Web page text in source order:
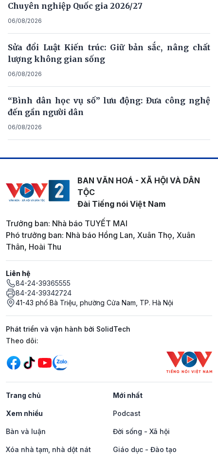
Chuyên nghiệp Quốc gia 2026/27
06/08/2026
Sửa đổi Luật Kiến trúc: Giữ bản sắc, nâng chất
lượng không gian sống
06/08/2026
“Bình dân học vụ số” lưu động: Đưa công nghệ
đến gần người dân
06/08/2026
BAN VĂN HOÁ - XÃ HỘI VÀ DÂN
TỘC
Đài Tiếng nói Việt Nam
Trưởng ban: Nhà báo TUYẾT MAI
Phó trưởng ban: Nhà báo Hồng Lan, Xuân Thọ, Xuân
Thân, Hoài Thu
Liên hệ
84-24-39365555
84-24-39342724
41-43 phố Bà Triệu, phường Cửa Nam, TP. Hà Nội
Phát triển và vận hành bởi SolidTech
Mạng xã hội
Theo dõi:
Trang chủ Mới nhất
Xem nhiều Podcast
Bàn và luận Đời sống - Xã hội
Xóa nhà tạm, nhà dột nát Giáo dục - Đào tạo